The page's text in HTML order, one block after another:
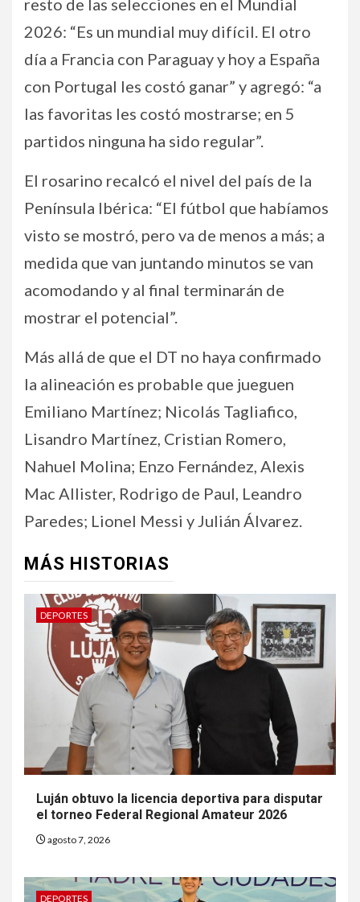
resto de las selecciones en el Mundial
2026: “Es un mundial muy difícil. El otro
día a Francia con Paraguay y hoy a España
con Portugal les costó ganar” y agregó: “a
las favoritas les costó mostrarse; en 5
partidos ninguna ha sido regular”.
El rosarino recalcó el nivel del país de la
Península Ibérica: “El fútbol que habíamos
visto se mostró, pero va de menos a más; a
medida que van juntando minutos se van
acomodando y al final terminarán de
mostrar el potencial”.
Más allá de que el DT no haya confirmado
la alineación es probable que jueguen
Emiliano Martínez; Nicolás Tagliafico,
Lisandro Martínez, Cristian Romero,
Nahuel Molina; Enzo Fernández, Alexis
Mac Allister, Rodrigo de Paul, Leandro
Paredes; Lionel Messi y Julián Álvarez.
MÁS HISTORIAS
DEPORTES
Luján obtuvo la licencia deportiva para disputar
el torneo Federal Regional Amateur 2026
agosto 7, 2026
DEPORTES